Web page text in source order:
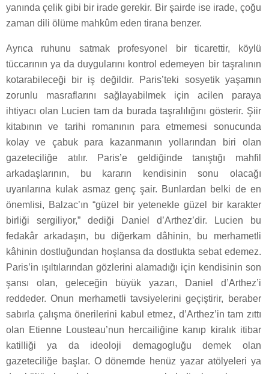
yanında çelik gibi bir irade gerekir. Bir şairde ise irade, çoğu
zaman dili ölüme mahkûm eden tirana benzer.
Ayrıca ruhunu satmak profesyonel bir ticarettir, köylü
tüccarının ya da duygularını kontrol edemeyen bir taşralının
kotarabileceği bir iş değildir. Paris’teki sosyetik yaşamın
zorunlu masraflarını sağlayabilmek için acilen paraya
ihtiyacı olan Lucien tam da burada taşralılığını gösterir. Şiir
kitabının ve tarihi romanının para etmemesi sonucunda
kolay ve çabuk para kazanmanın yollarından biri olan
gazeteciliğe atılır. Paris’e geldiğinde tanıştığı mahfil
arkadaşlarının, bu kararın kendisinin sonu olacağı
uyarılarına kulak asmaz genç şair. Bunlardan belki de en
önemlisi, Balzac’ın “güzel bir yetenekle güzel bir karakter
birliği sergiliyor,” dediği Daniel d’Arthez’dir. Lucien bu
fedakâr arkadaşın, bu diğerkam dâhinin, bu merhametli
kâhinin dostluğundan hoşlansa da dostlukta sebat edemez.
Paris’in ışıltılarından gözlerini alamadığı için kendisinin son
şansı olan, geleceğin büyük yazarı, Daniel d’Arthez’i
reddeder. Onun merhametli tavsiyelerini geçiştirir, beraber
sabırla çalışma önerilerini kabul etmez, d’Arthez’in tam zıttı
olan Etienne Lousteau’nun hercailiğine kanıp kiralık itibar
katilliği ya da ideoloji demagogluğu demek olan
gazeteciliğe başlar. O dönemde henüz yazar atölyeleri ya